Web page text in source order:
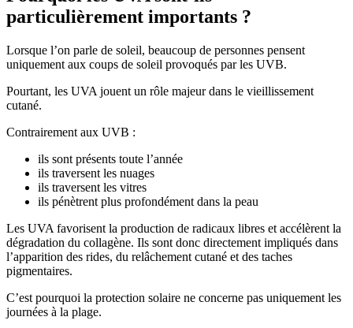
particulièrement importants ?
Lorsque l’on parle de soleil, beaucoup de personnes pensent
uniquement aux coups de soleil provoqués par les UVB.
Pourtant, les UVA jouent un rôle majeur dans le vieillissement
cutané.
Contrairement aux UVB :
ils sont présents toute l’année
ils traversent les nuages
ils traversent les vitres
ils pénètrent plus profondément dans la peau
Les UVA favorisent la production de radicaux libres et accélèrent la
dégradation du collagène. Ils sont donc directement impliqués dans
l’apparition des rides, du relâchement cutané et des taches
pigmentaires.
C’est pourquoi la protection solaire ne concerne pas uniquement les
journées à la plage.